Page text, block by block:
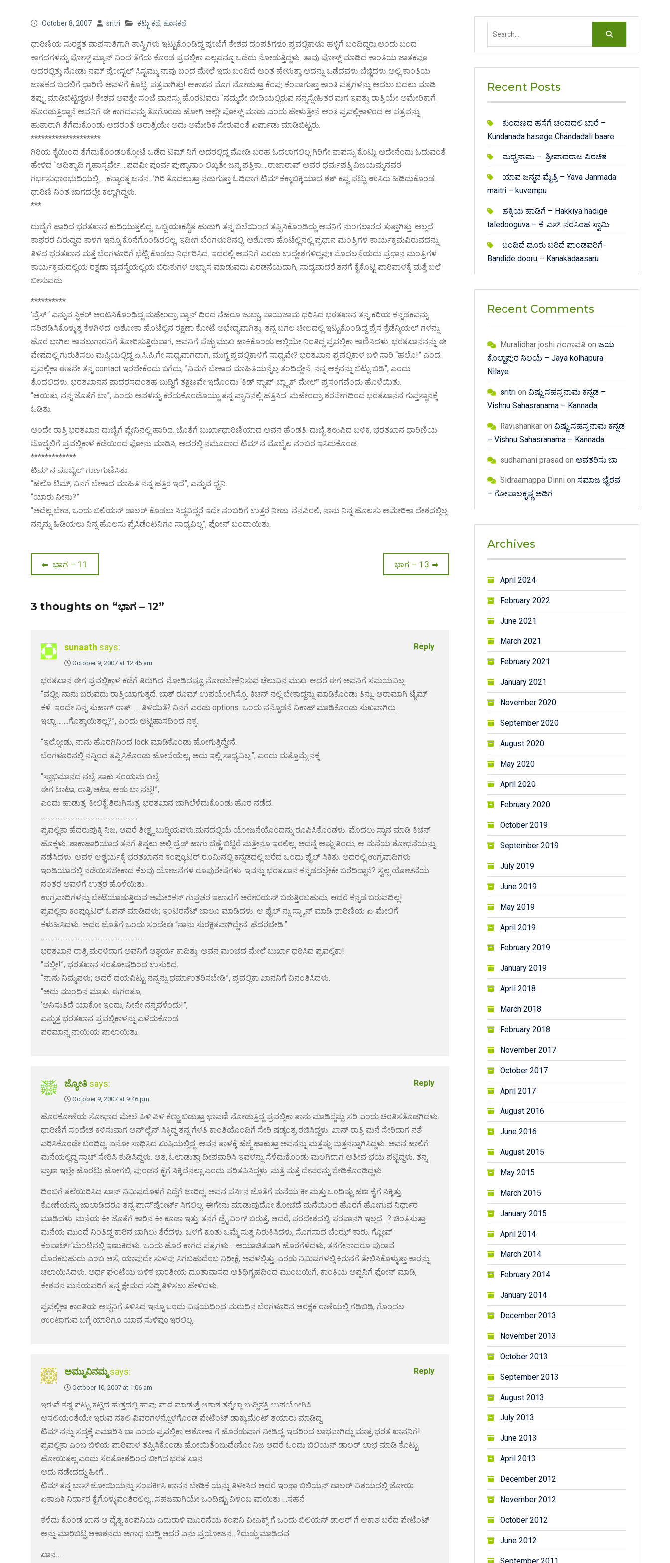
October 8, 2007 sritri ಕಟ್ಟು ಕಥೆ, ಹೊಸಕಥೆ
ಧಾರಿಣಿಯ ಸುರಕ್ಷತ ವಾಪಸಾತಿಗಾಗಿ ಶಾಸ್ತ್ರಿಗಳು ಇಟ್ಟುಕೊಂಡಿದ್ದ ಪೂಜೆಗೆ ಕೇಶವ ದಂಪತಿಗಳೂ ಪ್ರವಲ್ಲಿಕಾಳೂ ಹಳ್ಳಿಗೆ ಬಂದಿದ್ದರು.ಅಂದು ಬಂದ
ಕಾಗದಗಳನ್ನು ಪೋಸ್ಟ್ ಮ್ಯಾನ್ ನಿಂದ ತೆಗೆದು ಕೊಂಡ ಪ್ರವಲ್ಲಿಕಾ ಎಲ್ಲವನ್ನೂ ಒಡೆದು ನೋಡುತ್ತಿದ್ದಳು. ತಾವು ಪೋಸ್ಟ್ ಮಾಡಿದ ಕಾಂತಿಯ ಜಾತಕವೂ
ಅದರಲ್ಲಿತ್ತು ನೋಡು ನಮ್ ಪೋಸ್ಟಲ್ ಸಿಸ್ಟಮ್ಮು ನಾವು ಬಂದ ಮೇಲೆ ಇದು ಬಂದಿದೆ ಅಂತ ಹೇಳುತ್ತಾ ಅದನ್ನು ಒಡೆದವಳು ಬೆಚ್ಚಿದಳು ಅಲ್ಲಿ ಕಾಂತಿಯ
ಜಾತಕದ ಬದಲಿಗೆ ಧಾರಿಣಿ ಅವಳಿಗೆ ಕೊಟ್ಟ. ಪತ್ರವಾಗಿತ್ತು! ಆಕಾಶನ ಮೊಗ ನೋಡುತ್ತಾ ಕೆಂಪು ಕೆಂಪಾಗುತ್ತಾ ಕಾಂತಿ ಪತ್ರಗಳನ್ನು ಅದಲು ಬದಲು ಮಾಡಿ
ತಪ್ಪು ಮಾಡಿಬಿಟ್ಟಿದ್ದಳು! ಕೇಶವ ಅವತ್ತೇ ಸಂಜೆ ವಾಪಸ್ಸು ಹೊರಟವರು `ನಮ್ಮದೇ ಬೀದಿಯಲ್ಲಿರುವ ನನ್ನಸ್ನೇಹಿತರ ಮಗ ಇವತ್ತು ರಾತ್ರಿಯೇ ಅಮೇರಿಕಾಗೆ
ಹೊರಡುತ್ತಿದ್ದಾನೆ ಅವನಿಗೆ ಈ ಕಾಗದವನ್ನು ತೊಗೊಂಡು ಹೋಗಿ ಅಲ್ಲೇ ಪೋಸ್ಟ್ ಮಾಡು ಎಂದು ಹೇಳುತ್ತೇನೆ ಅಂತ ಪ್ರವಲ್ಲಿಕಾಳಿಂದ ಅ ಪತ್ರವನ್ನು
ಹುಶಾರಾಗಿ ತೆಗೆದುಕೊಂಡು ಅದರಂತೆ ಆರಾತ್ರಿಯೇ ಅದು ಅಮೇರಿಕ ಸೇರುವಂತೆ ಏರ್ಪಾಡು ಮಾಡಿಬಿಟ್ಟರು.
********************
ಗಿರಿಯ ಕೈಯಿಂದ ತೆಗೆದುಕೊಂಡಲಕ್ಕೋಟೆ ಒಡೆದ ಟಿಮ್ ನಿಗೆ ಅದರಲ್ಲಿದ್ದ ಮೋಡಿ ಬರಹ ಓದಲಾಗಲಿಲ್ಲ ಗಿರಿಗೇ ವಾಪಸ್ಸು ಕೊಟ್ಟು ಅದೇನೆಂದು ಓದುವಂತೆ
ಹೇಳಿದ `ಆದಿತ್ಯಾದಿ ಗೃಹಾಸ್ಸರ್ವೇ….ಪದವೀ ಪೂರ್ವ ಪುಣ್ಯಾನಾಂ ಲಿಖ್ಯತೇ ಜನ್ಮ ಪತ್ರಿಕಾ….ರಾಜಾರಾವ್ ಅವರ ಧರ್ಮಪತ್ನಿ ವಿಜಯಮ್ಮನವರ
ಗರ್ಭಸುಧಾಂಭುದಿಯಲ್ಲಿ…..ಕನ್ಯಾರತ್ನ ಜನನ…’ಗಿರಿ ತೊದಲುತ್ತಾ ನಡುಗುತ್ತಾ ಓದಿದಾಗ ಟಿಮ್ ಕಕ್ಕಾಬಿಕ್ಕಿಯಾದ ಶಶ್ ಕಷ್ಟ ಪಟ್ಟು ಉಸಿರು ಹಿಡಿದುಕೊಂಡ.
ಧಾರಿಣಿ ನಿಂತ ಜಾಗದಲ್ಲೇ ಕಲ್ಲಾಗಿದ್ದಳು.
***
ದುಬೈಗೆ ಹಾರಿದ ಭರತಖಾನ ಕುದಿಯುತ್ತಲಿದ್ದ. ಒಬ್ಬ ಯಃಕಶ್ಚಿತ ಹುಡುಗಿ ತನ್ನ ಬಲೆಯಿಂದ ತಪ್ಪಿಸಿಕೊಂಡಿದ್ದು ಅವನಿಗೆ ನುಂಗಲಾರದ ತುತ್ತಾಗಿತ್ತು. ಅಲ್ಲದೆ
ಕಾಫರರ ವಿರುದ್ಧದ ಕಾಳಗ ಇನ್ನೂ ಕೊನೆಗೊಂಡಿರಲಿಲ್ಲ. ಇದೀಗ ಬೆಂಗಳೂರಿನಲ್ಲಿ, ಅಶೋಕಾ ಹೊಟೆಲ್ಲಿನಲ್ಲಿ ಪ್ರಧಾನ ಮಂತ್ರಿಗಳ ಕಾರ್ಯಕ್ರಮವಿರುವದನ್ನು
ತಿಳಿದ ಭರತಖಾನ ಮತ್ತೆ ಬೆಂಗಳೂರಿಗೆ ಭೆಟ್ಟಿ ಕೊಡಲು ನಿರ್ಧರಿಸಿದ. ಇದರಲ್ಲಿ ಅವನಿಗೆ ಎರಡು ಉದ್ದೇಶಗಳಿದ್ದವುಃ ಮೊದಲನೆಯದು ಪ್ರಧಾನ ಮಂತ್ರಿಗಳ
ಕಾರ್ಯಕ್ರಮದಲ್ಲಿಯ ರಕ್ಷಣಾ ವ್ಯವಸ್ಥೆಯಲ್ಲಿಯ ಬಿರುಕುಗಳ ಅಭ್ಯಾಸ ಮಾಡುವದು.ಎರಡನೆಯದಾಗಿ, ಸಾಧ್ಯವಾದರೆ ತನಗೆ ಕೈಕೊಟ್ಟ ಪಾರಿವಾಳಕ್ಕೆ ಮತ್ತೆ ಬಲೆ
ಬೀಸುವದು.
**********
‘ಪ್ರೆಸ್ ‘ ಎನ್ನುವ ಸ್ಟಿಕರ್ ಅಂಟಿಸಿಕೊಂಡಿದ್ದ ಮಹೇಂದ್ರಾ ವ್ಯಾನ್ ದಿಂದ ನೆಹರೂ ಜುಬ್ಬಾ, ಪಾಯಜಾಮ ಧರಿಸಿದ ಭರತಖಾನ ತನ್ನ ಕರಿಯ ಕನ್ನಡಕವನ್ನು
ಸರಿಪಡಿಸಿಕೊಳ್ಳುತ್ತ ಕೆಳಗಿಳಿದ. ಅಶೋಕಾ ಹೊಟೆಲ್ಲಿನ ರಕ್ಷಣಾ ಕೋಟೆ ಅಭೇದ್ಯವಾಗಿತ್ತು. ತನ್ನ ಬಗಲ ಚೀಲದಲ್ಲಿ ಇಟ್ಟುಕೊಂಡಿದ್ದ ಪ್ರೆಸ ಕ್ರೆಡೆನ್ಶಿಯಲ್ ಗಳನ್ನು
ಹೊರ ಬಾಗಿಲ ಕಾವಲುಗಾರನಿಗೆ ತೋರಿಸುತ್ತಿರುವಾಗ, ಅವನಿಗೆ ಪೆಚ್ಚು ಮುಖ ಹಾಕಿಕೊಂಡು ಅಲ್ಲಿಯೇ ನಿಂತಿದ್ದ ಪ್ರವಲ್ಲಿಕಾ ಕಾಣಿಸಿದಳು. ಭರತಖಾನನನ್ನು ಈ
ವೇಷದಲ್ಲಿ ಗುರುತಿಸಲು ಮಫ್ತಿಯಲ್ಲಿದ್ದ ಏ.ಸಿ.ಪಿ.ಗೇ ಸಾಧ್ಯವಾಗದಾಗ, ಮುಗ್ಧ ಪ್ರವಲ್ಲಿಕಾಳಿಗೆ ಸಾಧ್ಯವೇ? ಭರತಖಾನ ಪ್ರವಲ್ಲಿಕಾಳ ಬಳಿ ಸಾರಿ “ಹಲೊ!” ಎಂದ.
ಪ್ರವಲ್ಲಿಕಾ ಈತನೇ ತನ್ನ contact ಇರಬೇಕೆಂದು ಬಗೆದು, ”ನಿಮಗೆ ಬೇಕಾದ ಮಾಹಿತಿಯನ್ನೆಲ್ಲ ತಂದಿದ್ದೇನೆ. ನನ್ನ ಅಕ್ಕನನ್ನು ಬಿಟ್ಟು ಬಿಡಿ”, ಎಂದು
ತೊದಲಿದಳು. ಭರತಖಾನನ ಪಾದರಸದಂತಹ ಬುದ್ಧಿಗೆ ತಕ್ಷಣವೇ ಇದೊಂದು ‘ಕಿಡ್ ನ್ಯಾಪ್-ಬ್ಲ್ಯಾಕ್ ಮೇಲ್’ ಪ್ರಸಂಗವೆಂದು ಹೊಳೆಯಿತು.
“ಆಯಿತು, ನನ್ನ ಜೊತೆಗೆ ಬಾ”, ಎಂದು ಅವಳನ್ನು ಕರೆದುಕೊಂಡೊಯ್ದು ತನ್ನ ವ್ಯಾನಿನಲ್ಲಿ ಹತ್ತಿಸಿದ. ಮಹೇಂದ್ರಾ ಶರವೇಗದಿಂದ ಭರತಖಾನನ ಗುಪ್ತಸ್ಥಾನಕ್ಕೆ
ಓಡಿತು.
ಅಂದೇ ರಾತ್ರಿ ಭರತಖಾನ ದುಬೈಗೆ ಪ್ಲೇನಿನಲ್ಲಿ ಹಾರಿದ. ಜೊತೆಗೆ ಬುರ್ಖಾಧಾರಿಣಿಯಾದ ಅವನ ಹೆಂಡತಿ. ದುಬೈ ತಲುಪಿದ ಬಳಿಕ, ಭರತಖಾನ ಧಾರಿಣಿಯ
ಮೊಬೈಲಿಗೆ ಪ್ರವಲ್ಲಿಕಾಳ ಕಡೆಯಿಂದ ಫೋನು ಮಾಡಿಸಿ, ಅದರಲ್ಲಿ ನಮೂದಾದ ಟಿಮ್ ನ ಮೊಬೈಲ ನಂಬರ ಇಸಿದುಕೊಂಡ.
*************
ಟಿಮ್ ನ ಮೊಬೈಲ್ ಗುಣಗುಣಿಸಿತು.
“ಹಲೊ ಟಿಮ್, ನಿನಗೆ ಬೇಕಾದ ಮಾಹಿತಿ ನನ್ನ ಹತ್ತಿರ ಇದೆ”, ಎನ್ನುವ ಧ್ವನಿ.
“ಯಾರು ನೀನು?”
“ಅದೆಲ್ಲ ಬೇಡ, ಒಂದು ಬಿಲಿಯನ್ ಡಾಲರ್ ಕೊಡಲು ಸಿದ್ಧವಿದ್ದರೆ ಇದೇ ನಂಬರಿಗೆ ಉತ್ತರ ನೀಡು. ನೆನಪಿರಲಿ, ನಾನು ನಿನ್ನ ಹೊಲಸು ಅಮೇರಿಕಾ ದೇಶದಲ್ಲಿಲ್ಲ.
ನನ್ನನ್ನು ಹಿಡಿಯಲು ನಿನ್ನ ಹೊಲಸು ಪ್ರೆಸಿಡೆಂಟನಿಗೂ ಸಾಧ್ಯವಿಲ್ಲ”, ಫೋನ್ ಬಂದಾಯಿತು.
PostPrevious
post:
ಭಾಗ – 11
Next
post:
ಭಾಗ – 13
3 thoughts on “ಭಾಗ – 12”
sunaath says:
October 9, 2007 at 12:45 am
ಭರತಖಾನ ಈಗ ಪ್ರವಲ್ಲಿಕಾಳ ಕಡೆಗೆ ತಿರುಗಿದ. ನೋಡಿದಷ್ಟೂ ನೋಡಬೇಕೆನಿಸುವ ಚೆಲುವಿನ ಮುಖ. ಆದರೆ ಈಗ ಅವನಿಗೆ ಸಮಯವಿಲ್ಲ.
“ವಲ್ಲೀ, ನಾನು ಬರುವದು ರಾತ್ರಿಯಾಗುತ್ತದೆ. ಬಾತ್ ರೂಮ್ ಉಪಯೋಗಿಸ್ಕೊ. ಕಿಚನ್ ನಲ್ಲಿ ಬೇಕಾದ್ದನ್ನು ಮಾಡಿಕೊಂಡು ತಿನ್ನು. ಆರಾಮಾಗಿ ಟೈಮ್
ಕಳೆ. ಇಂದೇ ನಿನ್ನ ಸುಹಾಗ್ ರಾತ್. …..ತಿಳಿಯಿತೆ? ನಿನಗೆ ಎರಡು options. ಒಂದು ನನ್ನೊಡನೆ ನಿಕಾಹ್ ಮಾಡಿಕೊಂಡು ಸುಖವಾಗಿರು.
ಇಲ್ಲಾ……..ಗೊತ್ತಾಯಿತಲ್ಲ?”, ಎಂದು ಅಟ್ಟಹಾಸದಿಂದ ನಕ್ಕ.
“ಇಲ್ನೋಡು, ನಾನು ಹೊರಗಿನಿಂದ lock ಮಾಡಿಕೊಂಡು ಹೋಗುತ್ತಿದ್ದೇನೆ.
ಬೆಂಗಳೂರಿನಲ್ಲಿ ನನ್ನಿಂದ ತಪ್ಪಿಸಿಕೊಂಡು ಹೋದೆಯೆಲ್ಲ, ಅದು ಇಲ್ಲಿ ಸಾಧ್ಯವಿಲ್ಲ.”, ಎಂದು ಮತ್ತೊಮ್ಮೆ ನಕ್ಕ.
“ಸ್ವಾಭಿಮಾನದ ನಲ್ಲೆ, ಸಾಕು ಸಂಯಮ ಬಲ್ಲೆ,
ಈಗ ಟಾಟಾ, ರಾತ್ರಿ ಆಟಾ, ಆಡು ಬಾ ನಲ್ಲೆ!”,
ಎಂದು ಹಾಡುತ್ತ, ಕೀಲಿಕೈ ತಿರುಗಿಸುತ್ತ, ಭರತಖಾನ ಬಾಗಿಲೆಳೆದುಕೊಂಡು ಹೊರ ನಡೆದ.
………………………………………………….
ಪ್ರವಲ್ಲಿಕಾ ಹೆದರುಪುಕ್ಕಿ ನಿಜ, ಆದರೆ ತೀಕ್ಷ್ಣ ಬುದ್ಧಿಯವಳು.ಮನದಲ್ಲಿಯೆ ಯೋಜನೆಯೊಂದನ್ನು ರೂಪಿಸಿಕೊಂಡಳು. ಮೊದಲು ಸ್ನಾನ ಮಾಡಿ ಕಿಚನ್
ಹೊಕ್ಕಳು. ಶಾಕಾಹಾರಿಯಾದ ತನಗೆ ತಿನ್ನಲು ಅಲ್ಲಿ ಬ್ರೆಡ್ ಹಾಗು ಬೆಣ್ಣೆ ಬಿಟ್ಟರೆ ಮತ್ತೇನೂ ಇರಲಿಲ್ಲ. ಅದನ್ನೆ ಅಷ್ಟು ತಿಂದು, ಆ ಮನೆಯ ಶೋಧನೆಯನ್ನು
ನಡೆಸಿದಳು. ಅವಳ ಆಶ್ಚರ್ಯಕ್ಕೆ ಭರತಖಾನನ ಕಂಪ್ಯೂಟರ್ ರೂಮಿನಲ್ಲಿ ಕನ್ನಡದಲ್ಲಿ ಬರೆದ ಒಂದು ಫೈಲ್ ಸಿಕಿತು. ಅದರಲ್ಲಿ ಉಗ್ರವಾದಿಗಳು
ಇಂಡಿಯಾದಲ್ಲಿ ನಡೆಯಿಸಬೇಕಾದ ಕೆಲವು ಯೋಜನೆಗಳ ರೂಪುರೇಷೆಗಳು. ಇವನ್ನು ಭರತಖಾನ ಕನ್ನಡದಲ್ಲೇಕೇ ಬರೆದಿದ್ದಾನೆ? ಸ್ವಲ್ಪ ಯೋಚನೆಯ
ನಂತರ ಅವಳಿಗೆ ಉತ್ತರ ಹೊಳೆಯಿತು.
ಉಗ್ರವಾದಿಗಳನ್ನು ಬೇಟೆಯಾಡುತ್ತಿರುವ ಅಮೇರಿಕನ್ ಗುಪ್ತಚರ ಇಲಾಖೆಗೆ ಅರೇಬಿಯನ್ ಬರುತ್ತಿರಬಹುದು, ಆದರೆ ಕನ್ನಡ ಬರುವದಿಲ್ಲ!
ಪ್ರವಲ್ಲಿಕಾ ಕಂಪ್ಯೂಟರ್ ಓಪನ್ ಮಾಡಿದಳು; ಇಂಟರನೆಟ್ ಚಾಲೂ ಮಾಡಿದಳು. ಆ ಫೈಲ್ ನ್ನು ಸ್ಕ್ಯಾನ್ ಮಾಡಿ ಧಾರಿಣಿಯ ಏ-ಮೇಲಿಗೆ
ಕಳುಹಿಸಿದಳು. ಅದರ ಜೊತೆಗೆ ಒಂದು ಸಂದೇಶಃ “ನಾನು ಸುರಕ್ಷಿತವಾಗಿದ್ದೇನೆ. ಹೆದರಬೇಡಿ.”
…………………………………………………….
ಭರತಖಾನ ರಾತ್ರಿ ಮರಳಿದಾಗ ಅವನಿಗೆ ಆಶ್ಚರ್ಯ ಕಾದಿತ್ತು. ಅವನ ಮಂಚದ ಮೇಲೆ ಬುರ್ಖಾ ಧರಿಸಿದ ಪ್ರವಲ್ಲಿಕಾ!
“ವಲ್ಲೀ!”, ಭರತಖಾನ ಸಂತೋಷದಿಂದ ಉಸುರಿದ.
“ನಾನು ನಿಮ್ಮವಳು; ಆದರೆ ದಯವಿಟ್ಟು ನನ್ನನ್ನು ಧರ್ಮಾಂತರಿಸಬೇಡಿ”, ಪ್ರವಲ್ಲಿಕಾ ಖಾನನಿಗೆ ವಿನಂತಿಸಿದಳು.
“ಅದು ಮುಂದಿನ ಮಾತು. ಈಗಂತೂ,
‘ಅನಿಸುತಿದೆ ಯಾಕೋ ಇಂದು, ನೀನೇ ನನ್ನವಳೆಂದು!”,
ಎನ್ನುತ್ತ ಭರತಖಾನ ಪ್ರವಲ್ಲಿಕಾಳನ್ನು ಎಳೆದುಕೊಂಡ.
ಪರಮಾನ್ನ ನಾಯಿಯ ಪಾಲಾಯಿತು.
Reply
ಜ್ಯೋತಿ says:
October 9, 2007 at 9:46 pm
ಹೊರಕೋಣೆಯ ಸೋಫಾದ ಮೇಲೆ ಪಿಳಿ ಪಿಳಿ ಕಣ್ಣು ಬಿಡುತ್ತಾ ಛಾವಣಿ ನೋಡುತ್ತಿದ್ದ ಪ್ರವಲ್ಲಿಕಾ ತಾನು ಮಾಡಿದ್ದೆಷ್ಟು ಸರಿ ಎಂದು ಚಿಂತಿಸತೊಡಗಿದಳು.
ಧಾರಿಣಿಗೆ ಸಂದೇಶ ಕಳಿಸುವಾಗ ಆನ್’ಲೈನ್ ಸಿಕ್ಕಿದ್ದ ತನ್ನ ಗೆಳತಿ ಕಾಂತಿಯೊಂದಿಗೆ ಸೇರಿ ಷಡ್ಯಂತ್ರ ರಚಿಸಿದ್ದಳು. ಖಾನ್ ರಾತ್ರಿ ಮನೆ ಸೇರಿದಾಗ ನಶೆ
ಏರಿಸಿಕೊಂಡೇ ಬಂದಿದ್ದ. ಏನೋ ಸಾಧಿಸಿದ ಖುಷಿಯಲ್ಲಿದ್ದ. ಅವನ ತಾಳಕ್ಕೆ ಹೆಜ್ಜೆ ಹಾಕುತ್ತಾ ಅವನನ್ನು ಮತ್ತಷ್ಟು ಮತ್ತನನ್ನಾಗಿಸಿದ್ದಳು. ಅವನ ಹಾಲಿಗೆ
ಮನೆಯಲ್ಲಿದ್ದ ಸ್ಕಾಚ್ ಸೇರಿಸಿ ಕುಡಿಸಿದ್ದಳು. ಆತ, ಓಲಾಡುತ್ತಾ ದೀಪವಾರಿಸಿ ಇವಳನ್ನು ಸೆಳೆದುಕೊಂಡು ಮಲಗಿದಾಗ ಅತೀವ ಭಯ ಪಟ್ಟಿದ್ದಳು. ತನ್ನ
ಪ್ರಾಣ ಇಲ್ಲೇ ಹೊರಟು ಹೋಗಲಿ, ಪುಂಡನ ಕೈಗೆ ಸಿಕ್ಕಿದೆನಲ್ಲಾ ಎಂದು ಪರಿತಪಿಸಿದ್ದಳು. ಮತ್ತೆ ಮತ್ತೆ ದೇವರನ್ನು ಬೇಡಿಕೊಂಡಿದ್ದಳು.
ದಿಂಬಿಗೆ ತಲೆಯಿರಿಸಿದ ಖಾನ್ ನಿಮಿಷದೊಳಗೆ ನಿದ್ದೆಗೆ ಜಾರಿದ್ದ. ಅವನ ಪರ್ಸಿನ ಜೊತೆಗೆ ಮನೆಯ ಕೀ ಮತ್ತು ಒಂದಿಷ್ಟು ಹಣ ಕೈಗೆ ಸಿಕ್ಕಿತ್ತು.
ಕೋಣೆಯನ್ನು ಜಾಲಾಡಿದರೂ ತನ್ನ ಪಾಸ್’ಪೋರ್ಟ್ ಸಿಗಲಿಲ್ಲ. ಈಗೇನು ಮಾಡುವುದೋ ತೋಚದೆ ಮನೆಯಿಂದ ಹೊರಗೆ ಹೋಗುವ ನಿರ್ಧಾರ
ಮಾಡಿದಳು. ಮನೆಯ ಕೀ ಜೊತೆಗೆ ಕಾರಿನ ಕೀ ಕೂಡಾ ಇತ್ತು. ತನಗೆ ಡ್ರೈವಿಂಗ್ ಬರುತ್ತೆ, ಆದರೆ, ಪರದೇಶದಲ್ಲಿ, ಪರವಾನಗಿ ಇಲ್ಲದೆ…? ಚಿಂತಿಸುತ್ತಾ
ಮನೆಯ ಮುಂದೆ ನಿಂತಿದ್ದ ಕಾರಿನ ಬಾಗಿಲು ತೆರೆದಳು. ಒಳಗೆ ಕೂತು ಒಮ್ಮೆ ಸುತ್ತ ನಿರುಕಿಸಿದಳು, ಸೊಗಸಾದ ಬೆಂಝ್ ಕಾರು. ಗ್ಲೋವ್
ಕಂಪಾರ್ಟ್’ಮೆಂಟಿನಲ್ಲಿ ಇಣುಕಿದಳು. ಒಂದು ಹೊರೆ ಕಾಗದ ಪತ್ರಗಳು… ಅಯಾಚಿತವಾಗಿ ಹೊರಗೆಳೆದಳು, ತನಗೇನಾದರೂ ಪುರಾವೆ
ದೊರಕಬಹುದು ಎಂಬ ಆಸೆ, ಯಾವುದೇ ಸುಳಿವು ಸಿಗಬಹುದೆಂಬ ನಿರೀಕ್ಷೆ, ಅವಳಲ್ಲಿತ್ತು. ಎರಡು ನಿಮಿಷಗಳಲ್ಲಿ ಕಿರುನಗೆ ತೇಲಿಸಿಕೊಳ್ಳುತ್ತಾ ಕಾರನ್ನು
ಚಲಾಯಿಸಿದಳು. ಅರ್ಧ ಘಂಟೆಯ ಬಳಿಕ ಭಾರತೀಯ ದೂತಾವಾಸದ ಅತಿಥಿಗೃಹದಿಂದ ಮುಂಬಯಿಗೆ, ಕಾಂತಿಯ ಅಪ್ಪನಿಗೆ ಫೋನ್ ಮಾಡಿ,
ಕೇಶವನ ಮನೆಯವರಿಗೆ ತನ್ನ ಕ್ಷೇಮದ ಸುದ್ದಿ ತಿಳಿಸಲು ಹೇಳಿದಳು.
ಪ್ರವಲ್ಲಿಕಾ ಕಾಂತಿಯ ಅಪ್ಪನಿಗೆ ತಿಳಿಸಿದ ಇನ್ನೂ ಒಂದು ವಿಷಯದಿಂದ ಮರುದಿನ ಬೆಂಗಳೂರಿನ ಆರಕ್ಷಕ ಠಾಣೆಯಲ್ಲಿ ಗಡಿಬಿಡಿ, ಗೊಂದಲ
ಉಂಟಾಗುವ ಬಗ್ಗೆ ಯಾರಿಗೂ ಯಾವ ಸುಳಿವೂ ಇರಲಿಲ್ಲ.
Reply
ಅಮ್ಮುವಿನಮ್ಮ says:
October 10, 2007 at 1:06 am
ಇರುವೆ ಕಷ್ಟ ಪಟ್ಟು ಕಟ್ಟಿದ ಹುತ್ತದಲ್ಲಿ ಹಾವು ವಾಸ ಮಾಡುತ್ತೆ.ಆಕಾಶ ತನ್ನೆಲ್ಲಾ ಬುದ್ದಿಶಕ್ತಿ ಉಪಯೋಗಿಸಿ
ಅಸಲಿಯಂತೆಯೇ ಇರುವ ನಕಲಿ ವಿವರಗಳನ್ನೊಳಗೊಂಡ ಪೇಟೆಂಟ್ ಡಾಕ್ಯುಮೆಂಟ್ ತಯಾರು ಮಾಡಿದ್ದ
ಟಿಮ್ ನನ್ನು ಸದ್ಯಕ್ಕೆ ಏಮಾರಿಸಿ ಬಾ ಎಂದು ಪ್ರವಲ್ಲಿಕಾ ಅಶೋಕಾ ಗೆ ಹೊರಡುವಾಗ ನೀಡಿದ್ದ. ಇದರಿಂದ ಲಾಭವಾಗಿದ್ದು ಮಾತ್ರ ಭರತ ಖಾನನಿಗೆ!
ಪ್ರವಲ್ಲಿಕಾ ಎಂಬ ಬಿಳಿಯ ಪಾರಿವಾಳ ತಪ್ಪಿಸಿಕೊಂಡು ಹೋಯಿತೆಂಬುದೇನೋ ನಿಜ ಆದರೆ ಓಂದು ಬಿಲಿಯನ್ ಡಾಲರ್ ಲಾಭ ಮಾಡಿ ಕೊಟ್ಟು
ಹೋಯಿತಲ್ಲ ಎಂದು ಸಂತೋಶದಿಂದ ಬೀಗಿದ ಭರತ ಖಾನ
ಅದು ನಡೇದದ್ದು ಹೀಗೆ…
ಟಿಮ್ ತನ್ನ ಬಾಸ್ ಜೋಯಿಯನ್ನು ಸಂಪರ್ಕಿಸಿ ಖಾನನ ಬೇಡಿಕೆ ಯನ್ನು ತಿಳೀಸಿದ ಆದರೆ ಇಂಥಾ ಬಿಲಿಯನ್ ಡಾಲರ್ ವಿಶಯದಲ್ಲಿ ಜೋಯಿ
ಏಕಾಏಕಿ ನಿರ್ಧಾರ ಕೈಗೊಳ್ಳುವಂತಿರಲಿಲ್ಲ…ಸಹಜವಾಗಿಯೇ ಒಂದಿಷ್ಟು ವಿಳಂಬ ವಾಯಿತು …ಸಹನೆ
ಕಳೆದು ಕೊಂಡ ಖಾನ ಆ ದೈತ್ಯ ಕಂಪನಿಯ ಎದುರಾಳಿ ಮೂರನೆಯ ಕಂಪನಿ ವೀಎಕ್ಸ್ ಗೆ ಒಂದು ಬಿಲಿಯನ್ ಡಾಲರ್ ಗೆ ಆಕಾಶ ಬರೆದ ಪೇಟೆಂಟ್
ಅನ್ನು ಮಾರಿಬಿಟ್ಟ.ಆಕಾಶನದು ಅಗಾಧ ಬುದ್ದಿ ಆದರೆ ಏನು ಪ್ರಯೋಜನ…?ದುಡ್ದು ಮಾಡಿದವ
ಖಾನ…
Reply
Recent Posts
ಕುಂದಣದ ಹಸೆಗೆ ಚಂದದಲಿ ಬಾರೆ –
Kundanada hasege Chandadali baare
ಮಧ್ವನಾಮ – ಶ್ರೀಪಾದರಾಜ ವಿರಚಿತ
ಯಾವ ಜನ್ಮದ ಮೈತ್ರಿ – Yava Janmada
maitri – kuvempu
ಹಕ್ಕಿಯ ಹಾಡಿಗೆ – Hakkiya hadige
taledooguva – ಕೆ. ಎಸ್. ನರಸಿಂಹ ಸ್ವಾಮಿ
ಬಂದಿದೆ ದೂರು ಬರಿದೆ ಪಾಂಡವರಿಗೆ-
Bandide dooru – Kanakadaasaru
Recent Comments
Muralidhar joshi ಗಂಗಾವತಿ on ಜಯ
ಕೊಲ್ಹಾಪುರ ನಿಲಯೆ – Jaya kolhapura
Nilaye
sritri on ವಿಷ್ಣು ಸಹಸ್ರನಾಮ ಕನ್ನಡ –
Vishnu Sahasranama – Kannada
Ravishankar on ವಿಷ್ಣು ಸಹಸ್ರನಾಮ ಕನ್ನಡ
– Vishnu Sahasranama – Kannada
sudhamani prasad on ಅವತರಿಸು ಬಾ
Sidraamappa Dinni on ಸಮಾಜ ಭೈರವ
– ಗೋಪಾಲಕೃಷ್ಣ ಅಡಿಗ
Archives
April 2024
February 2022
June 2021
March 2021
February 2021
January 2021
November 2020
September 2020
August 2020
May 2020
April 2020
February 2020
October 2019
September 2019
July 2019
June 2019
May 2019
April 2019
February 2019
January 2019
April 2018
March 2018
February 2018
November 2017
October 2017
April 2017
August 2016
June 2016
August 2015
May 2015
March 2015
January 2015
April 2014
March 2014
February 2014
January 2014
December 2013
November 2013
October 2013
September 2013
August 2013
July 2013
June 2013
April 2013
December 2012
November 2012
October 2012
June 2012
September 2011